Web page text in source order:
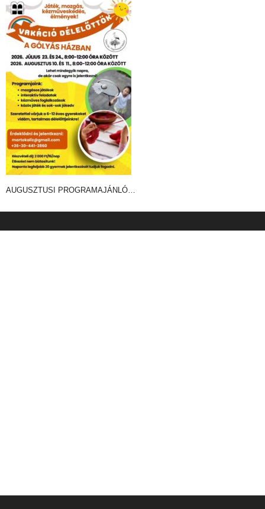
AUGUSZTUSI PROGRAMAJÁNLÓ…